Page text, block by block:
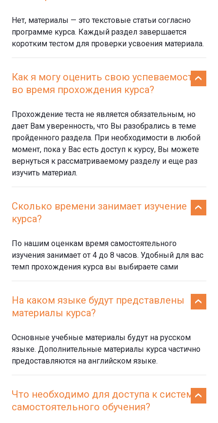
Нет, материалы — это текстовые статьи согласно
программе курса. Каждый раздел завершается
коротким тестом для проверки усвоения материала.
Как я могу оценить свою успеваемость
во время прохождения курса?
Прохождение теста не является обязательным, но
дает Вам уверенность, что Вы разобрались в теме
пройденного раздела. При необходимости в любой
момент, пока у Вас есть доступ к курсу, Вы можете
вернуться к рассматриваемому разделу и еще раз
изучить материал.
Сколько времени занимает изучение
курса?
По нашим оценкам время самостоятельного
изучения занимает от 4 до 8 часов. Удобный для вас
темп прохождения курса вы выбираете сами
На каком языке будут представлены
материалы курса?
Основные учебные материалы будут на русском
языке. Дополнительные материалы курса частично
предоставляются на английском языке.
Что необходимо для доступа к системе
самостоятельного обучения?